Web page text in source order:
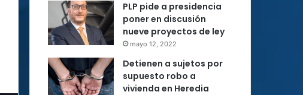
PLP pide a presidencia
poner en discusión
nueve proyectos de ley
mayo 12, 2022
Detienen a sujetos por
supuesto robo a
vivienda en Heredia